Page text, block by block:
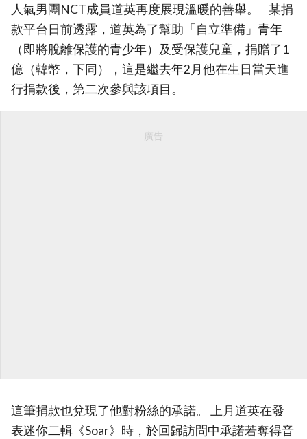
人氣男團NCT成員道英再度展現溫暖的善舉。 某捐
款平台日前透露，道英為了幫助「自立準備」青年
（即將脫離保護的青少年）及受保護兒童，捐贈了1
億（韓幣，下同），這是繼去年2月他在生日當天進
行捐款後，第二次參與該項目。
廣告
這筆捐款也兌現了他對粉絲的承諾。 上月道英在發
表迷你二輯《Soar》時，於回歸訪問中承諾若奪得音